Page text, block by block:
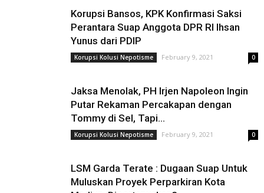
Korupsi Bansos, KPK Konfirmasi Saksi
Perantara Suap Anggota DPR RI Ihsan
Yunus dari PDIP
Korupsi Kolusi Nepotisme February 9, 2021 0
Jaksa Menolak, PH Irjen Napoleon Ingin
Putar Rekaman Percakapan dengan
Tommy di Sel, Tapi...
Korupsi Kolusi Nepotisme February 9, 2021 0
LSM Garda Terate : Dugaan Suap Untuk
Muluskan Proyek Perparkiran Kota